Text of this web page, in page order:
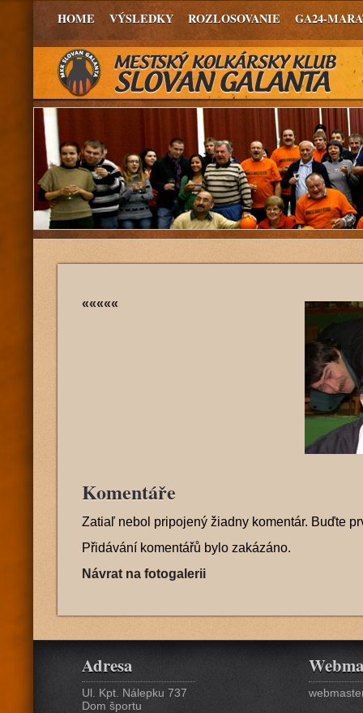
HOME VÝSLEDKY ROZLOSOVANIE GA24-
«««««
Komentáře
Zatiaľ nebol pripojený žiadny komentár. Buďte
Přidávání komentářů bylo zakázáno.
Návrat na fotogalerii
Adresa
Ul. Kpt. Nálepku 737
Dom športu